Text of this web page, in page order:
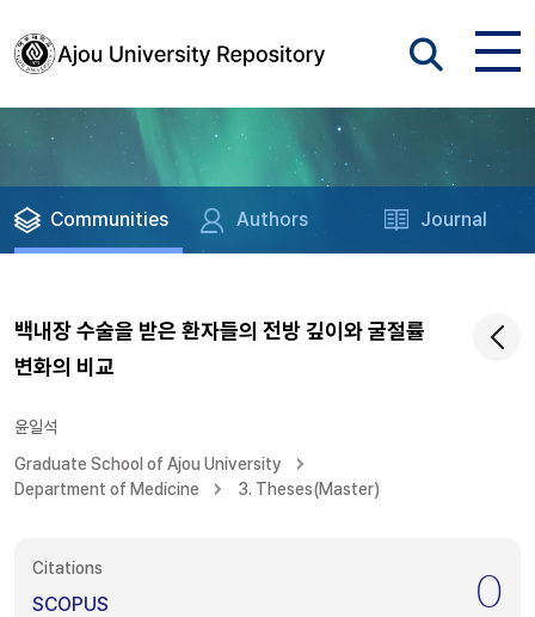
Communities Authors Journal
백내장 수술을 받은 환자들의 전방 깊이와 굴절률
변화의 비교
윤일석
Graduate School of Ajou University
Department of Medicine
3. Theses(Master)
Citations
SCOPUS 0